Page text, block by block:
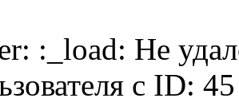
:_load: Не
с ID: 45